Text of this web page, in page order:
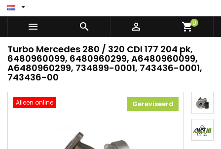

   shopping_cart0
Turbo Mercedes 280 / 320 CDI 177 204 pk,
6480960099, 6480960299, A6480960099,
A6480960299, 734899-0001, 743436-0001,
743436-00
Alleen online Gereviseerd